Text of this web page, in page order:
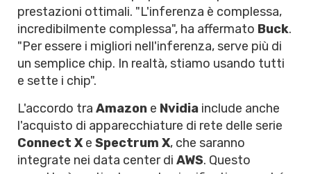
prestazioni ottimali. "L'inferenza è complessa,
incredibilmente complessa", ha affermato Buck.
"Per essere i migliori nell'inferenza, serve più di
un semplice chip. In realtà, stiamo usando tutti
e sette i chip".
L'accordo tra Amazon e Nvidia include anche
l'acquisto di apparecchiature di rete delle serie
Connect X e Spectrum X, che saranno
integrate nei data center di AWS. Questo